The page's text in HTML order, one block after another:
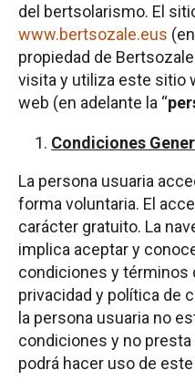
del bertsolarismo. El
www.bertsozale.eus
propiedad de
visita y utiliza este sitio
web (en adelante la “
Condiciones
La persona usuaria
forma voluntaria. El
carácter gratuito. La
implica aceptar y
condiciones y términos
privacidad y política de
la persona usuaria no
condiciones y no
podrá hacer uso de